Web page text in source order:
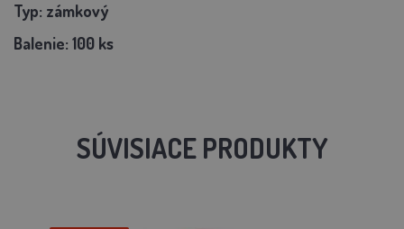
Typ: zámkový
Balenie: 100 ks
SÚVISIACE PRODUKTY